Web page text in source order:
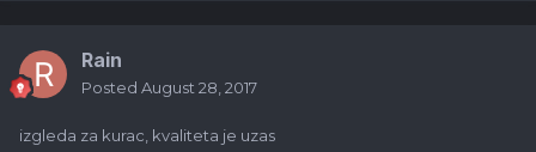
Rain
Posted August 28, 2017
izgleda za kurac, kvaliteta je uzas